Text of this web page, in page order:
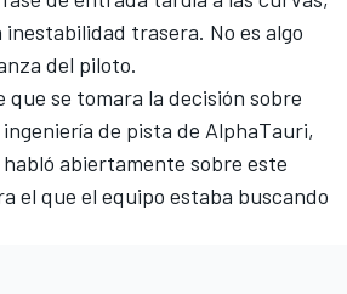
inestabilidad trasera. No es algo
del piloto.
que se tomara la decisión sobre
de pista de AlphaTauri,
habló abiertamente sobre este
el que el equipo estaba buscando